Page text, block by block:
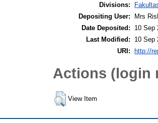
Divisions:
Depositing User:
Mrs
Date Deposited:
10 Sep
Last Modified:
10 Sep
URI:
http://
Actions (login
View Item